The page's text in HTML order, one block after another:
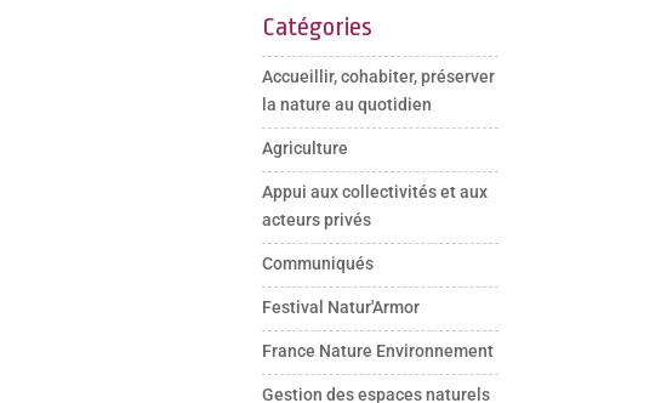
Catégories
Accueillir, cohabiter, préserver
la nature au quotidien
Agriculture
Appui aux collectivités et aux
acteurs privés
Communiqués
Festival Natur'Armor
France Nature Environnement
Gestion des espaces naturels